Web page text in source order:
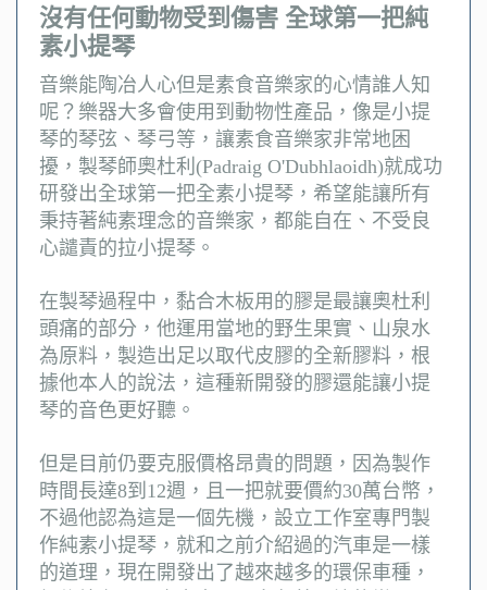
沒有任何動物受到傷害 全球第一把純
素小提琴
音樂能陶冶人心但是素食音樂家的心情誰人知
呢？樂器大多會使用到動物性產品，像是小提
琴的琴弦、琴弓等，讓素食音樂家非常地困
擾，製琴師奧杜利(Padraig O'Dubhlaoidh)就成功
研發出全球第一把全素小提琴，希望能讓所有
秉持著純素理念的音樂家，都能自在、不受良
心譴責的拉小提琴。
在製琴過程中，黏合木板用的膠是最讓奧杜利
頭痛的部分，他運用當地的野生果實、山泉水
為原料，製造出足以取代皮膠的全新膠料，根
據他本人的說法，這種新開發的膠還能讓小提
琴的音色更好聽。
但是目前仍要克服價格昂貴的問題，因為製作
時間長達8到12週，且一把就要價約30萬台幣，
不過他認為這是一個先機，設立工作室專門製
作純素小提琴，就和之前介紹過的汽車是一樣
的道理，現在開發出了越來越多的環保車種，